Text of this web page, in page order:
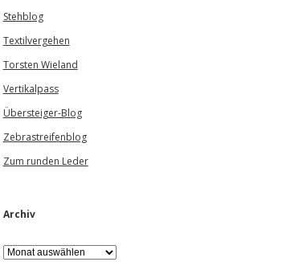
Stehblog
Textilvergehen
Torsten Wieland
Vertikalpass
Übersteiger-Blog
Zebrastreifenblog
Zum runden Leder
Archiv
A
r